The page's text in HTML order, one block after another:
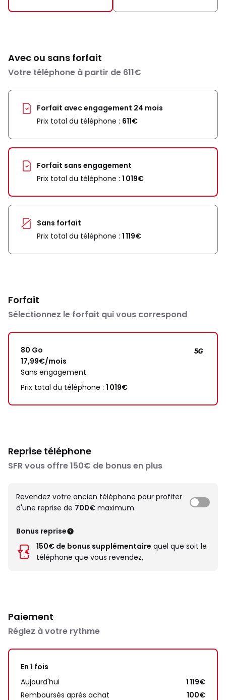
Avec ou sans forfait
Votre téléphone à partir de 611€
Forfait avec engagement 24 mois
Prix total du téléphone : 611€
Forfait sans engagement
Prix total du téléphone : 1 019€
Sans forfait
Prix total du téléphone : 1 119€
Forfait
Sélectionnez le forfait qui vous correspond
80 Go
17,99€/mois
Sans engagement
Prix total du téléphone : 1 019€
Reprise téléphone
SFR vous offre 150€ de bonus en plus
Revendez votre ancien téléphone pour profiter
d'une reprise de 700€ maximum.
Bonus reprise
150€ de bonus supplémentaire quel que soit le
téléphone que vous revendez.
Paiement
Réglez à votre rythme
En 1 fois
Aujourd'hui
1 119€
Remboursés après achat
100€